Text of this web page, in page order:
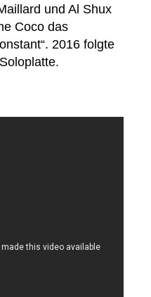
und Al Shux
Coco das
2016 folgte